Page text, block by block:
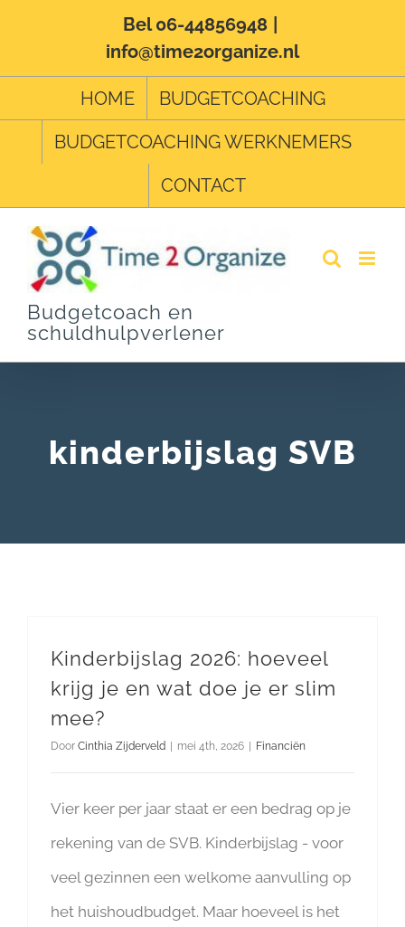
Bel 06-44856948
info@time2organize.nl
HOME
BUDGETCOACHING
BUDGETCOACHING WERKNEMERS
CONTACT
Budgetcoach en
schuldhulpverlener
kinderbijslag SVB
Kinderbijslag 2026: hoeveel
krijg je en wat doe je er slim
mee?
Door Cinthia Zijderveld | mei 4th, 2026 | Financiën
Vier keer per jaar staat er een bedrag op je
rekening van de SVB. Kinderbijslag - voor
veel gezinnen een welkome aanvulling op
het huishoudbudget. Maar hoeveel is het